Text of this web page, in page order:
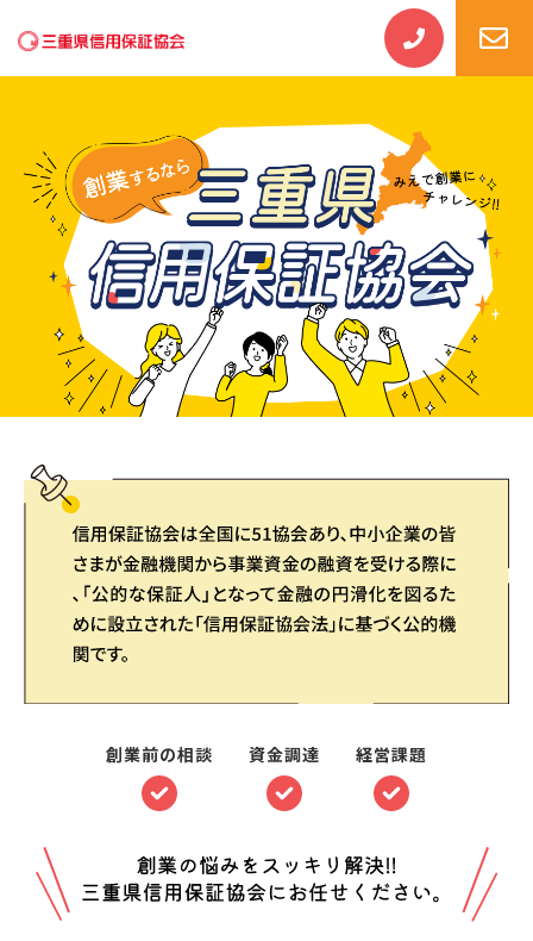
創業前の相談 資金調達 経営課題